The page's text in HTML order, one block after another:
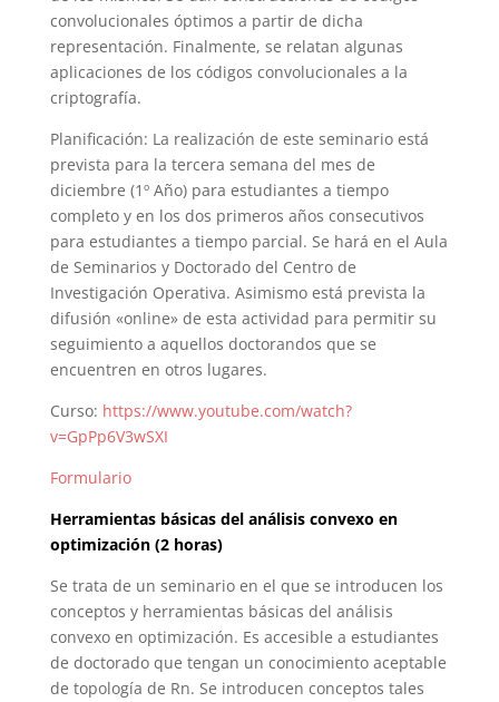
convolucionales óptimos a partir de dicha
representación. Finalmente, se relatan algunas
aplicaciones de los códigos convolucionales a la
criptografía.
Planificación: La realización de este seminario está
prevista para la tercera semana del mes de
diciembre (1º Año) para estudiantes a tiempo
completo y en los dos primeros años consecutivos
para estudiantes a tiempo parcial. Se hará en el Aula
de Seminarios y Doctorado del Centro de
Investigación Operativa. Asimismo está prevista la
difusión «online» de esta actividad para permitir su
seguimiento a aquellos doctorandos que se
encuentren en otros lugares.
Curso: https://www.youtube.com/watch?
v=GpPp6V3wSXI
Formulario
Herramientas básicas del análisis convexo en
optimización (2 horas)
Se trata de un seminario en el que se introducen los
conceptos y herramientas básicas del análisis
convexo en optimización. Es accesible a estudiantes
de doctorado que tengan un conocimiento aceptable
de topología de Rn. Se introducen conceptos tales